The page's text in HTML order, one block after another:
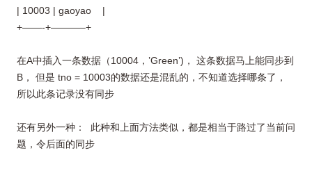
| 10003 | gaoyao |
+——-+———–+
在A中插入一条数据（10004，’Green’)， 这条数据马上能同步到
B， 但是 tno = 10003的数据还是混乱的，不知道选择哪条了，
所以此条记录没有同步
还有另外一种： 此种和上面方法类似，都是相当于路过了当前问
题，令后面的同步